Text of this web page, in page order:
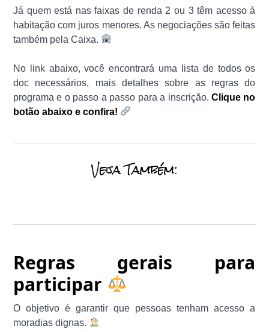
Já quem está nas faixas de renda 2 ou 3 têm acesso à
habitação com juros menores. As negociações são feitas
também pela Caixa.
No link abaixo, você encontrará uma lista de todos os
doc necessários, mais detalhes sobre as regras do
programa e o passo a passo para a inscrição. Clique no
botão abaixo e confira!
Veja Também:
Regras gerais para
participar
O objetivo é garantir que pessoas tenham acesso a
moradias dignas.